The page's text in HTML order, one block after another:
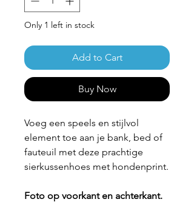
Only 1 left in stock
Add to Cart
Buy Now
Voeg een speels en stijlvol
element toe aan je bank, bed of
fauteuil met deze prachtige
sierkussenhoes met hondenprint.
Foto op voorkant en achterkant.